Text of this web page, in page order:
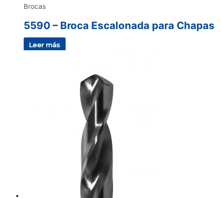
Brocas
5590 – Broca Escalonada para Chapas
Leer más